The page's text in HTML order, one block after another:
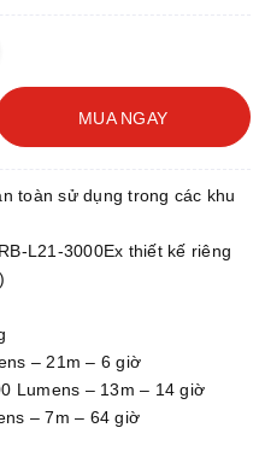
MUA NGAY
toàn sử dụng trong các khu
L21-3000Ex thiết kế riêng
– 21m – 6 giờ
Lumens – 13m – 14 giờ
– 7m – 64 giờ